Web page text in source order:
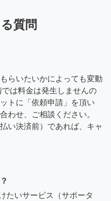
質問
らいたいかによっても変動
は料金は発生しませんの
トに「依頼申請」を頂い
わせ、ご相談ください。
い決済前）であれば、キャ
たいサービス（サポータ